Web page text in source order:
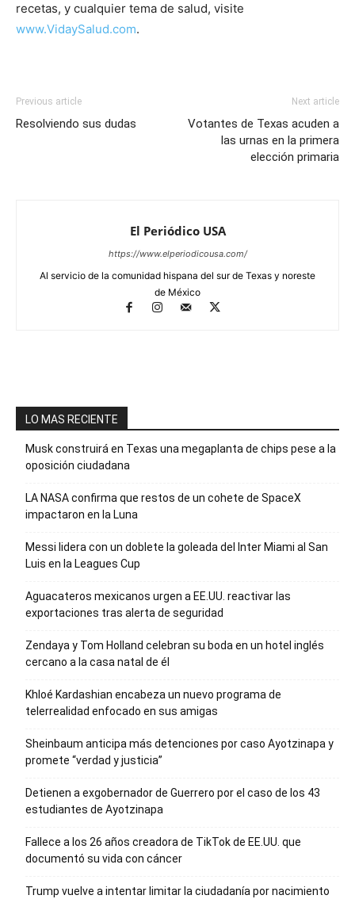
recetas, y cualquier tema de salud, visite
www.VidaySalud.com.
Previous article
Resolviendo sus dudas
Next article
Votantes de Texas acuden a
las urnas en la primera
elección primaria
El Periódico USA
https://www.elperiodicousa.com/
Al servicio de la comunidad hispana del sur de Texas y noreste
de México
LO MAS RECIENTE
Musk construirá en Texas una megaplanta de chips pese a la
oposición ciudadana
LA NASA confirma que restos de un cohete de SpaceX
impactaron en la Luna
Messi lidera con un doblete la goleada del Inter Miami al San
Luis en la Leagues Cup
Aguacateros mexicanos urgen a EE.UU. reactivar las
exportaciones tras alerta de seguridad
Zendaya y Tom Holland celebran su boda en un hotel inglés
cercano a la casa natal de él
Khloé Kardashian encabeza un nuevo programa de
telerrealidad enfocado en sus amigas
Sheinbaum anticipa más detenciones por caso Ayotzinapa y
promete “verdad y justicia”
Detienen a exgobernador de Guerrero por el caso de los 43
estudiantes de Ayotzinapa
Fallece a los 26 años creadora de TikTok de EE.UU. que
documentó su vida con cáncer
Trump vuelve a intentar limitar la ciudadanía por nacimiento